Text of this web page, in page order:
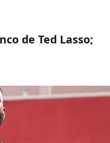
de Ted Lasso;